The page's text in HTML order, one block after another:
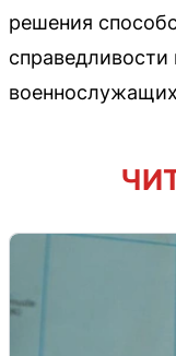
решения
справедливости